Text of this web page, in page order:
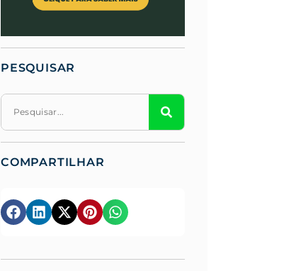
PESQUISAR
COMPARTILHAR